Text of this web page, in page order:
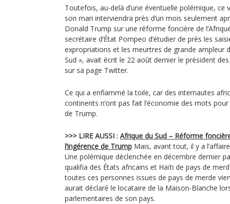
Toutefois, au-delà d’une éventuelle polémique, ce
son mari interviendra près d’un mois seulement
Donald Trump sur une réforme foncière de
secrétaire d‘État Pompeo d‘étudier de près les
expropriations et les meurtres de grande ampleur
Sud », avait écrit le 22 août dernier le président
sur sa page Twitter.
Ce qui a enflammé la toile, car des internautes
continents n’ont pas fait l‘économie des mots
de Trump.
>>> LIRE AUSSI : Afrique du Sud – Réforme
l’ingérence de Trump Mais, avant tout, il y a
Une polémique déclenchée en décembre dernier
qualifia des États africains et Haïti de pays de
toutes ces personnes issues de pays de merde
aurait déclaré le locataire de la Maison-Blanche
parlementaires de son pays.